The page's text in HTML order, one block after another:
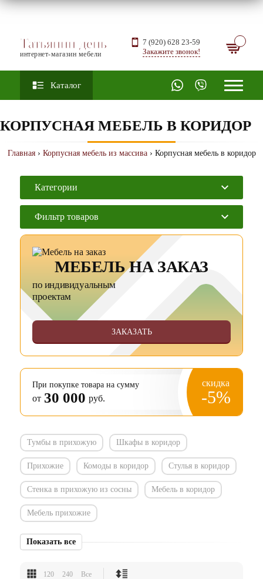
Татьянин день
интернет-магазин мебели
7 (920) 628 23-59
Закажите звонок!
Каталог
КОРПУСНАЯ МЕБЕЛЬ В КОРИДОР
Главная› Корпусная мебель из массива› Корпусная мебель в коридор
Категории
Фильтр товаров
МЕБЕЛЬ НА ЗАКАЗ
по индивидуальным
проектам
ЗАКАЗАТЬ
При покупке товара на сумму
от 30 000 руб.
скидка
-5%
Тумбы в прихожую Шкафы в коридор
Прихожие Комоды в коридор Стулья в коридор
Стенка в прихожую из сосны Мебель в коридор
Мебель прихожие
Показать все
120 240 Все